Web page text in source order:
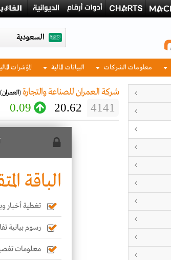
السعودية
معلومات الشركات البيانات المالية المؤشرات
شركة العمران للصناعة والتجارة (العمران)
4141
20.62
0.09
الباقة
تغطية أخبار
رسوم بيانية
معلومات